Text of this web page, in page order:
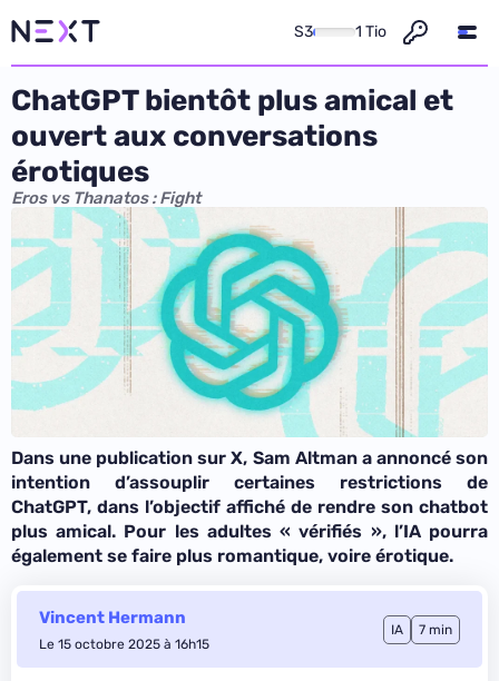
S3 1 Tio
ChatGPT bientôt plus amical et
ouvert aux conversations
érotiques
Eros vs Thanatos : Fight
Dans une publication sur X, Sam Altman a annoncé son
intention d’assouplir certaines restrictions de
ChatGPT, dans l’objectif affiché de rendre son chatbot
plus amical. Pour les adultes « vérifiés », l’IA pourra
également se faire plus romantique, voire érotique.
Vincent Hermann
Le 15 octobre 2025 à 16h15
IA 7 min